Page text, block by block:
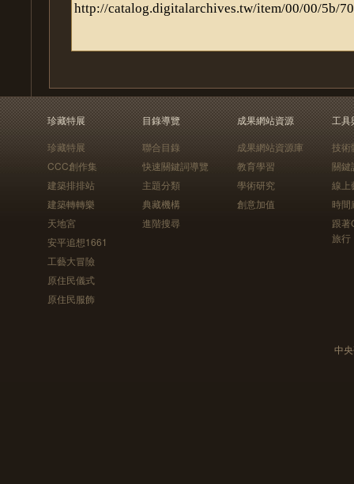
珍藏特展
珍藏特展
CCC創作集
建築排排站
建築轉轉樂
天地宮
安平追想1661
工藝大冒險
原住民儀式
原住民服飾
目錄導覽
聯合目錄
快速關鍵詞導覽
主題分類
典藏機構
進階搜尋
成果網站資源
成果網站資源庫
教育學習
學術研究
創意加值
工具
技術
關鍵
線上
時間
跟
旅行
中